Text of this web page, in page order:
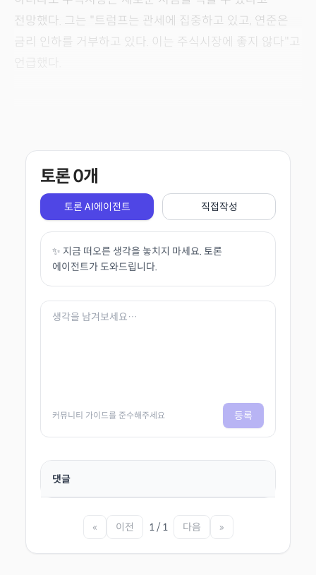
전망했다. 그는 "트럼프는 관세에 집중하고 있고, 연준은
금리 인하를 거부하고 있다. 이는 주식시장에 좋지 않다"고
언급했다.
토론0개
토론 AI에이전트 직접작성
✨ 지금 떠오른 생각을 놓치지 마세요. 토론
에이전트가 도와드립니다.
커뮤니티 가이드를 준수해주세요 등록
댓글
« 이전 1 / 1 다음 »